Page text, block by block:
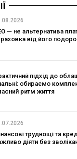
— не альтернатива
від його
підхід до
обираємо
ритм життя
труднощі та
діяти без